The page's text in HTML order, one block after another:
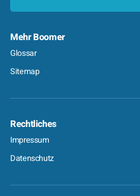
Mehr Boomer
Glossar
Sitemap
Rechtliches
Impressum
Datenschutz